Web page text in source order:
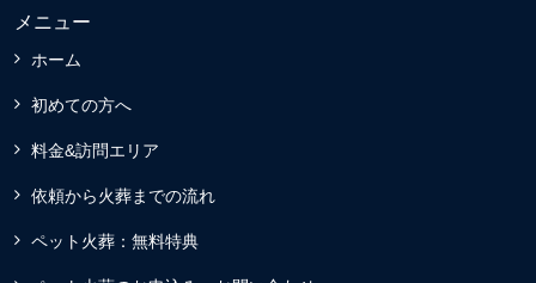
メニュー
ホーム
初めての方へ
料金&訪問エリア
依頼から火葬までの流れ
ペット火葬：無料特典